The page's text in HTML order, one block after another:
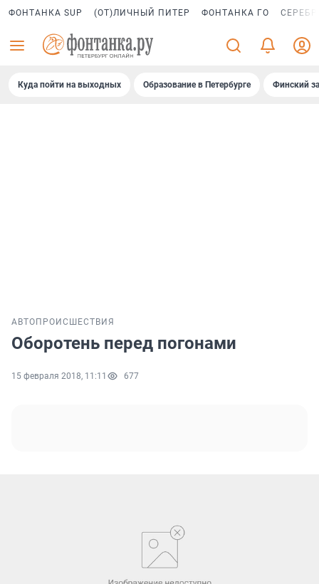
ФОНТАНКА SUP (ОТ)ЛИЧНЫЙ ПИТЕР ФОНТАНКА ГО
Куда пойти на выходных Образование в Петербурге Финский
АВТО ПРОИСШЕСТВИЯ
Оборотень перед погонами
15 февраля 2018, 11:11 677